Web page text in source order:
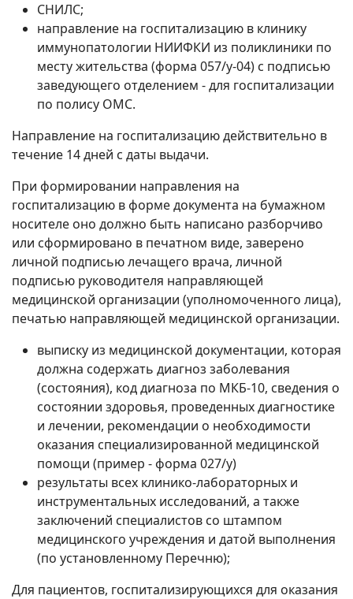
СНИЛС;
направление на госпитализацию в клинику
иммунопатологии НИИФКИ из поликлиники по
месту жительства (форма 057/у-04) с подписью
заведующего отделением - для госпитализации
по полису ОМС.
Направление на госпитализацию действительно в
течение 14 дней с даты выдачи.
При формировании направления на
госпитализацию в форме документа на бумажном
носителе оно должно быть написано разборчиво
или сформировано в печатном виде, заверено
личной подписью лечащего врача, личной
подписью руководителя направляющей
медицинской организации (уполномоченного лица),
печатью направляющей медицинской организации.
выписку из медицинской документации, которая
должна содержать диагноз заболевания
(состояния), код диагноза по МКБ-10, сведения о
состоянии здоровья, проведенных диагностике
и лечении, рекомендации о необходимости
оказания специализированной медицинской
помощи (пример - форма 027/у)
результаты всех клинико-лабораторных и
инструментальных исследований, а также
заключений специалистов со штампом
медицинского учреждения и датой выполнения
(по установленному Перечню);
Для пациентов, госпитализирующихся для оказания